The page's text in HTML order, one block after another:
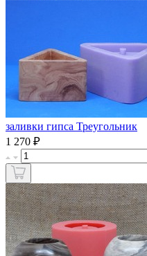
заливки гипса Треугольник
1 270 ₽